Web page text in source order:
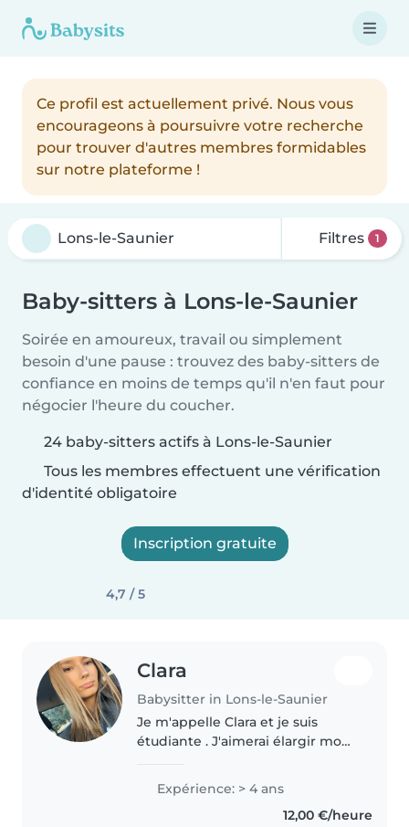
Ce profil est actuellement privé. Nous vous
encourageons à poursuivre votre recherche
pour trouver d'autres membres formidables
sur notre plateforme !
Filtres 1
Baby-sitters à Lons-le-Saunier
Soirée en amoureux, travail ou simplement
besoin d'une pause : trouvez des baby-sitters de
confiance en moins de temps qu'il n'en faut pour
négocier l'heure du coucher.
24 baby-sitters actifs à Lons-le-Saunier
Tous les membres effectuent une vérification
d'identité obligatoire
Inscription gratuite
4,7 / 5
Clara
Babysitter in Lons-le-Saunier
Je m'appelle Clara et je suis
étudiante . J'aimerai élargir mon
et apprendre plus sur les enfant .
Je suis intéressée par la
psychologie ,le comportement..
Expérience: > 4 ans
12,00 €/heure